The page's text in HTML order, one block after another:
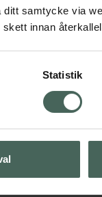
samtycke via
innan
Statistik